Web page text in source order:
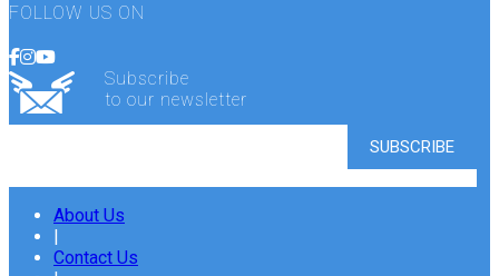
FOLLOW US ON
Subscribe
to our newsletter
About Us
|
Contact Us